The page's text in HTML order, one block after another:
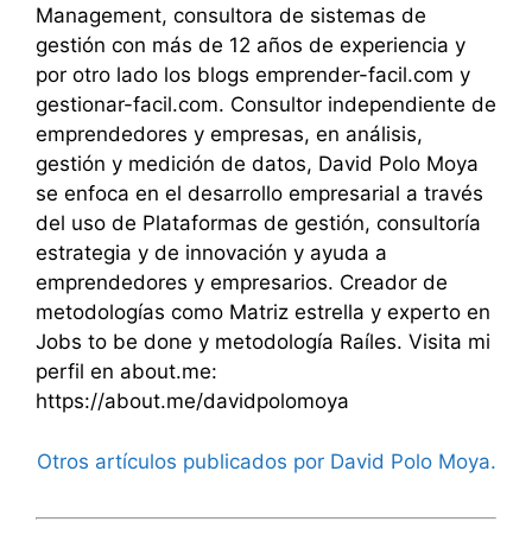
Management, consultora de sistemas de
gestión con más de 12 años de experiencia y
por otro lado los blogs emprender-facil.com y
gestionar-facil.com. Consultor independiente de
emprendedores y empresas, en análisis,
gestión y medición de datos, David Polo Moya
se enfoca en el desarrollo empresarial a través
del uso de Plataformas de gestión, consultoría
estrategia y de innovación y ayuda a
emprendedores y empresarios. Creador de
metodologías como Matriz estrella y experto en
Jobs to be done y metodología Raíles. Visita mi
perfil en about.me:
https://about.me/davidpolomoya
Otros artículos publicados por David Polo Moya.